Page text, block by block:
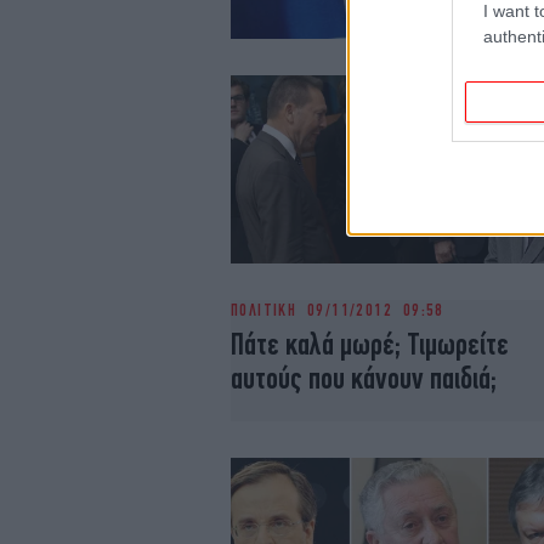
I want
ΠΟΛΙΤΙΚΗ 09/11/2012 09:58
Πάτε καλά μωρέ; Τιμωρείτε
αυτούς που κάνουν παιδιά;